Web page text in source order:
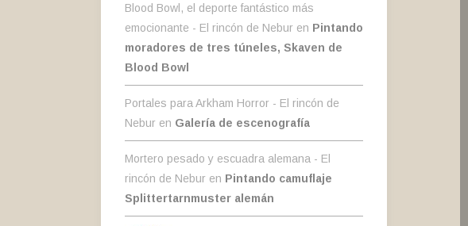
Blood Bowl, el deporte fantástico más
emocionante - El rincón de Nebur en Pintando
moradores de tres túneles, Skaven de
Blood Bowl
Portales para Arkham Horror - El rincón de
Nebur en Galería de escenografía
Mortero pesado y escuadra alemana - El
rincón de Nebur en Pintando camuflaje
Splittertarnmuster alemán